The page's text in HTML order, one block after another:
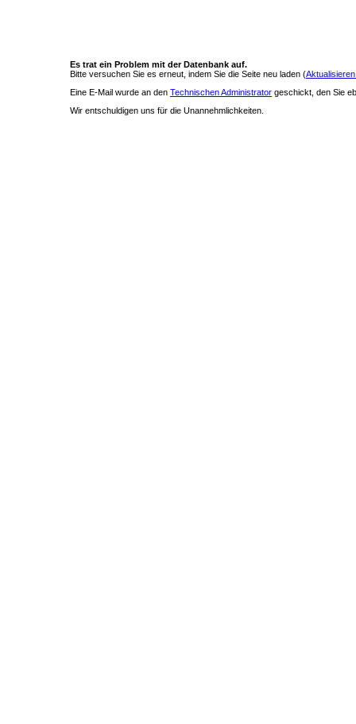
Es trat ein Problem mit der Datenbank auf.
Bitte versuchen Sie es erneut, indem Sie die Seite neu laden (
Eine E-Mail wurde an den Technischen Administrator geschickt, den Sie
Wir entschuldigen uns für die Unannehmlichkeiten.